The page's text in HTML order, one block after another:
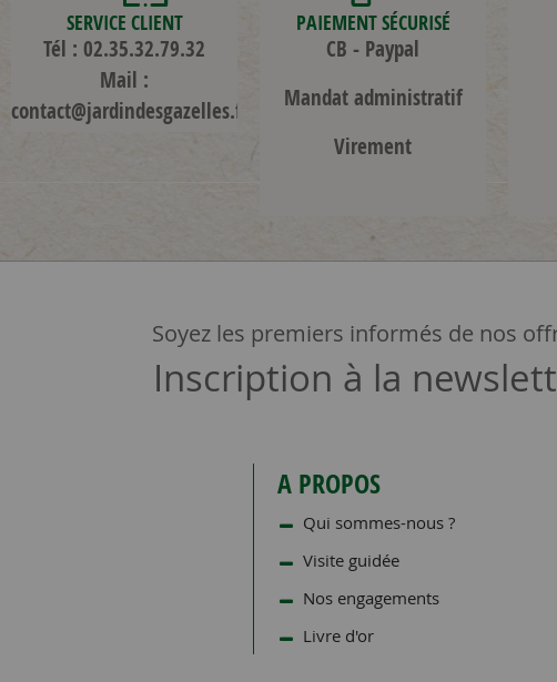
SERVICE CLIENT
Tél : 02.35.32.79.32
Mail :
contact@jardindesgazelles.fr
PAIEMENT SÉCURISÉ
CB - Paypal
Mandat administratif
Virement
Soyez les premiers informés de nos
Inscription à la
A PROPOS
Qui sommes-nous ?
Visite guidée
Nos engagements
Livre d'or